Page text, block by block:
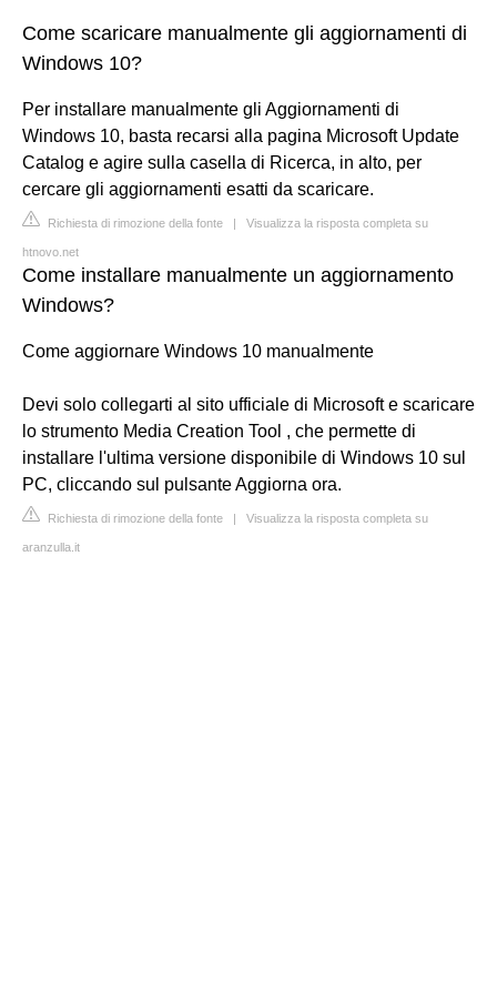
Come scaricare manualmente gli aggiornamenti di
Windows 10?
Per installare manualmente gli Aggiornamenti di
Windows 10, basta recarsi alla pagina Microsoft Update
Catalog e agire sulla casella di Ricerca, in alto, per
cercare gli aggiornamenti esatti da scaricare.
Richiesta di rimozione della fonte | Visualizza la risposta completa su
htnovo.net
Come installare manualmente un aggiornamento
Windows?
Come aggiornare Windows 10 manualmente
Devi solo collegarti al sito ufficiale di Microsoft e scaricare
lo strumento Media Creation Tool , che permette di
installare l'ultima versione disponibile di Windows 10 sul
PC, cliccando sul pulsante Aggiorna ora.
Richiesta di rimozione della fonte | Visualizza la risposta completa su
aranzulla.it